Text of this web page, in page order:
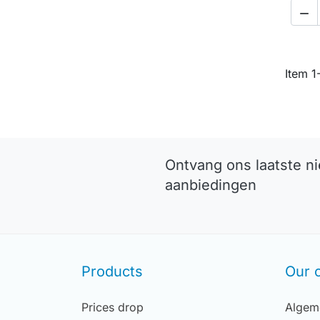

Item
Ontvang ons laatste
aanbiedingen
Products
Prices drop
Our